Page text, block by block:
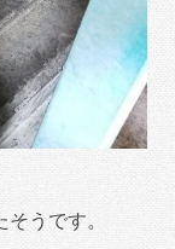
うです。